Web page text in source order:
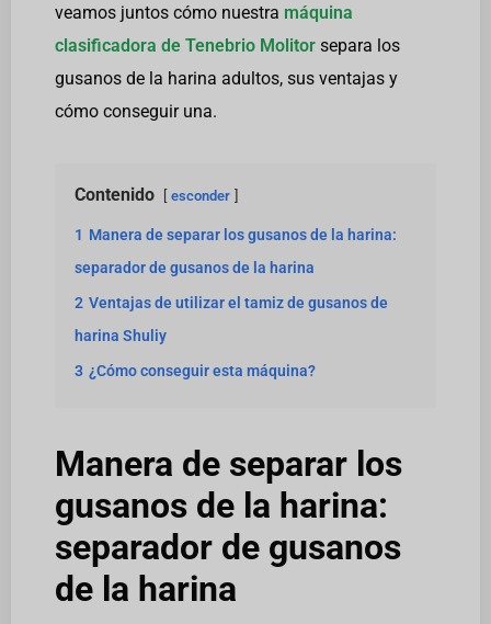
veamos juntos cómo nuestra máquina
clasificadora de Tenebrio Molitor separa los
gusanos de la harina adultos, sus ventajas y
cómo conseguir una.
Contenido esconder
1 Manera de separar los gusanos de la harina:
separador de gusanos de la harina
2 Ventajas de utilizar el tamiz de gusanos de
harina Shuliy
3 ¿Cómo conseguir esta máquina?
Manera de separar los
gusanos de la harina:
separador de gusanos
de la harina